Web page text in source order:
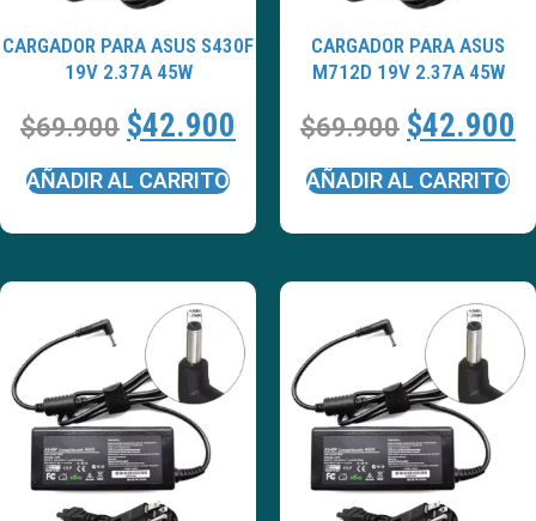
CARGADOR PARA ASUS S430F
19V 2.37A 45W
$69.900 $42.900
AÑADIR AL CARRITO
CARGADOR PARA ASUS
M712D 19V 2.37A 45W
$69.900 $42.900
AÑADIR AL CARRITO